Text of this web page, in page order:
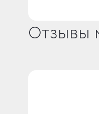
Отзывы